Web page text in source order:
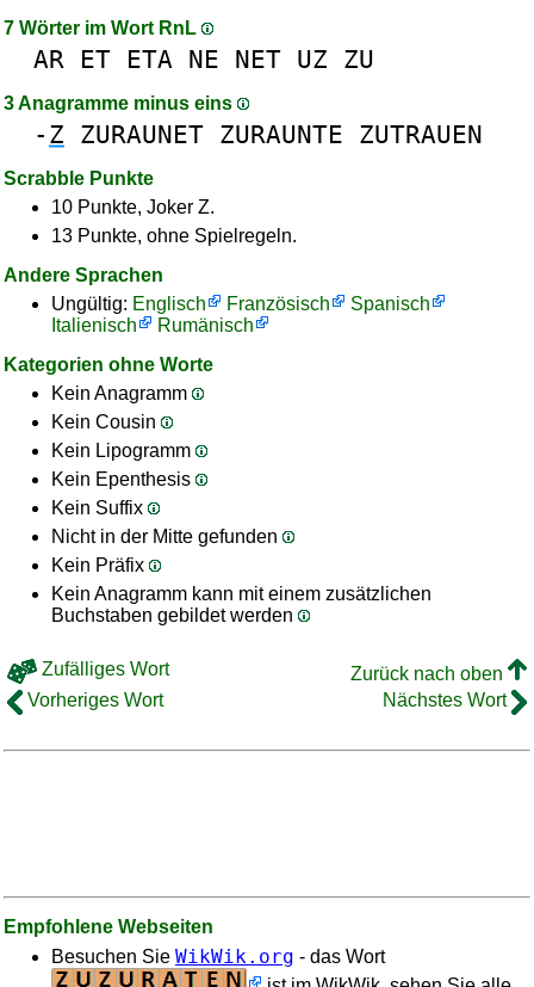
7 Wörter im Wort RnL
AR ET ETA NE NET UZ ZU
3 Anagramme minus eins
- Z ZURAUNET ZURAUNTE ZUTRAUEN
Scrabble Punkte
10 Punkte, Joker Z.
13 Punkte, ohne Spielregeln.
Andere Sprachen
Ungültig: Englisch Französisch
Spanisch
Italienisch
Rumänisch
Kategorien ohne Worte
Kein Anagramm
Kein Cousin
Kein Lipogramm
Kein Epenthesis
Kein Suffix
Nicht in der Mitte gefunden
Kein Präfix
Kein Anagramm kann mit einem zusätzlichen
Buchstaben gebildet werden
Zufälliges Wort
Zurück nach oben
Vorheriges Wort
Nächstes Wort
Empfohlene Webseiten
Besuchen Sie WikWik.org - das Wort